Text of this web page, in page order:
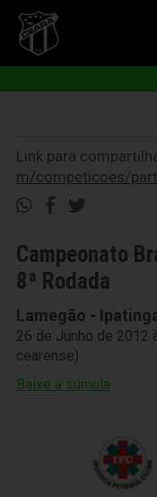
Link para
m/competicoes/
Campeonato
8ª Rodada
Lamegão -
26 de Junho de 2012
cearense)
Baixe a súmula